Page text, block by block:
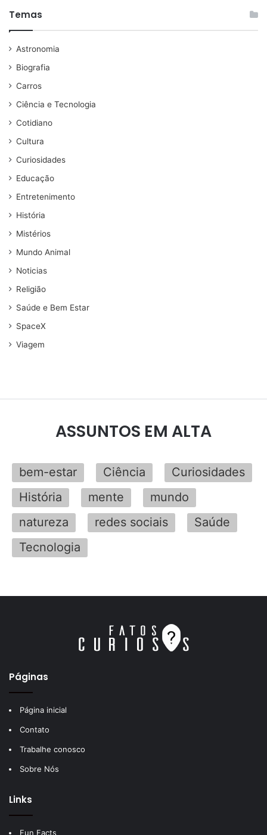
Temas
Astronomia
Biografia
Carros
Ciência e Tecnologia
Cotidiano
Cultura
Curiosidades
Educação
Entretenimento
História
Mistérios
Mundo Animal
Noticias
Religião
Saúde e Bem Estar
SpaceX
Viagem
ASSUNTOS EM ALTA
bem-estar Ciência
Curiosidades
História
mente
mundo
natureza
redes sociais
Saúde
Tecnologia
Páginas
Página inicial
Contato
Trabalhe conosco
Sobre Nós
Links
Fun Facts